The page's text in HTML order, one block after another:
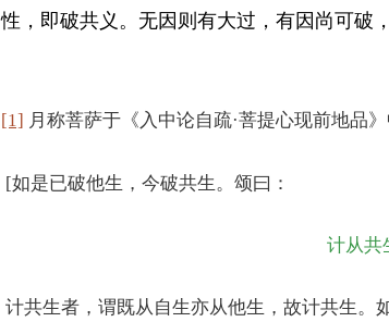
性，即破共义。无因则有大过，有因尚可破
[1] 月称菩萨于《入中论自疏·菩提心现前地品》
[如是已破他生，今破共生。颂曰：
计从共
计共生者，谓既从自生亦从他生，故计共生。